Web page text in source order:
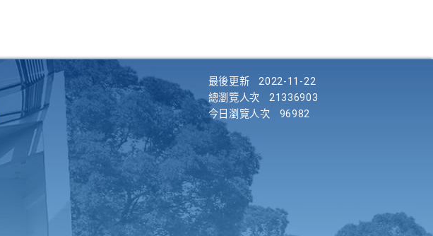
最後更新
2022-11-22
總瀏覽人次
21336903
今日瀏覽人次
96982